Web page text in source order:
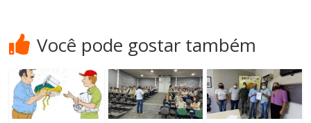
Você pode gostar também